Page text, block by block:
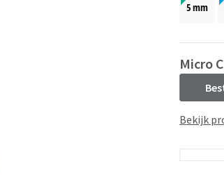
5 mm
Micro
Bekijk